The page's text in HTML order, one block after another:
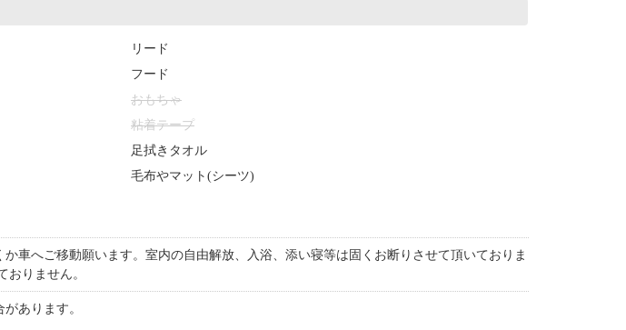
リード
フード
おもちゃ
粘着テープ
足拭きタオル
毛布やマット(シーツ)
車へご移動願います。室内の自由解放、入浴、添い寝等は固くお断りさせて頂いておりま
おりません。
あります。